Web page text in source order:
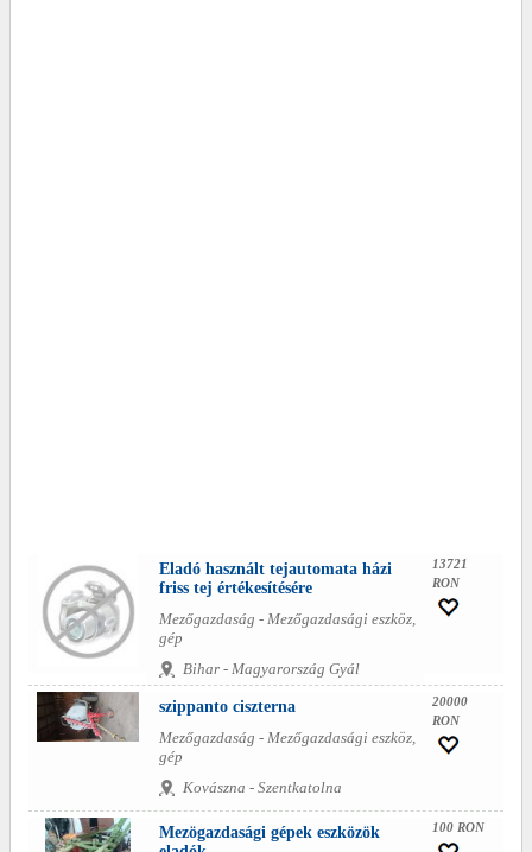
Eladó használt tejautomata házi
friss tej értékesítésére
Mezőgazdaság - Mezőgazdasági eszköz,
gép
Bihar - Magyarország Gyál
13721
RON
szippanto ciszterna
Mezőgazdaság - Mezőgazdasági eszköz,
gép
Kovászna - Szentkatolna
20000
RON
Mezögazdasági gépek eszközök
100 RON